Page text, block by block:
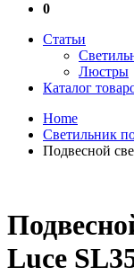
0
Статьи
Люстры
Каталог
Home
Светильник
Подвесной
Luce